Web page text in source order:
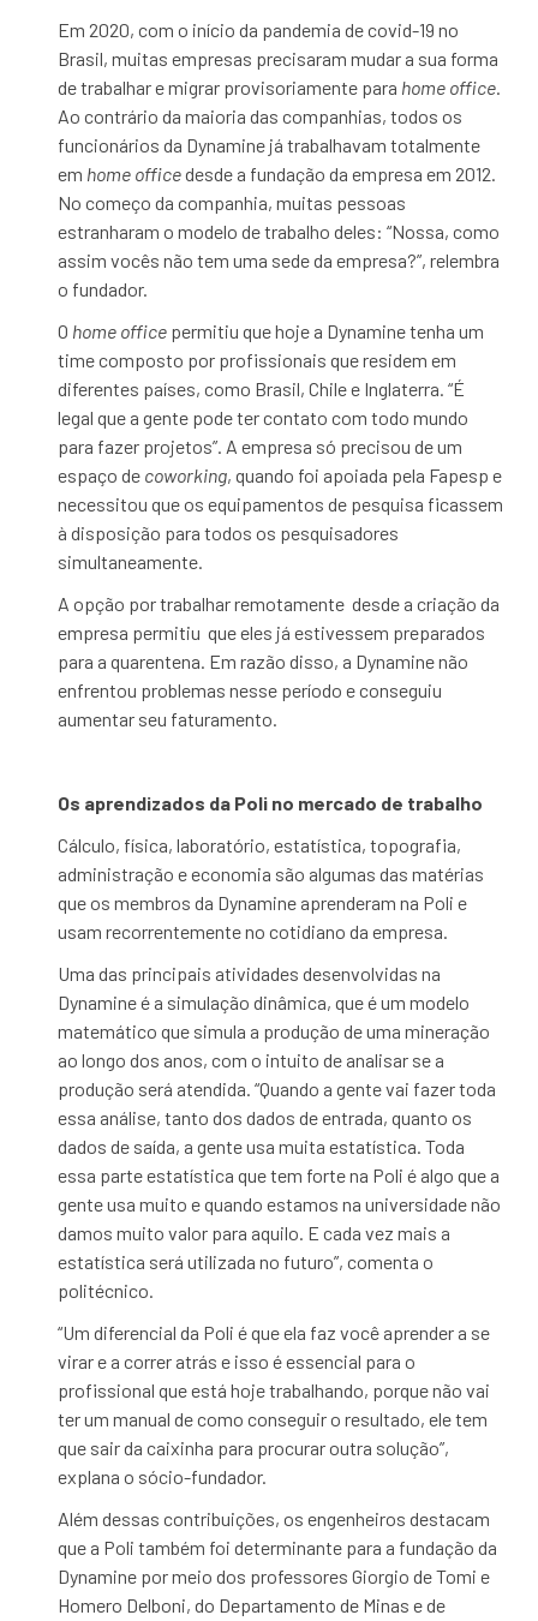
Em 2020, com o início da pandemia de covid-19 no
Brasil, muitas empresas precisaram mudar a sua forma
de trabalhar e migrar provisoriamente para home office.
Ao contrário da maioria das companhias, todos os
funcionários da Dynamine já trabalhavam totalmente
em home officedesde a fundação da empresa em 2012.
No começo da companhia, muitas pessoas
estranharam o modelo de trabalho deles: “Nossa, como
assim vocês não tem uma sede da empresa?”, relembra
o fundador.
O home office permitiu que hoje a Dynamine tenha um
time composto por profissionais que residem em
diferentes países, como Brasil, Chile e Inglaterra. “É
legal que a gente pode ter contato com todo mundo
para fazer projetos”. A empresa só precisou de um
espaço de coworking, quando foi apoiada pela Fapesp e
necessitou que os equipamentos de pesquisa ficassem
à disposição para todos os pesquisadores
simultaneamente.
A opção por trabalhar remotamente desde a criação da
empresa permitiu que eles já estivessem preparados
para a quarentena. Em razão disso, a Dynamine não
enfrentou problemas nesse período e conseguiu
aumentar seu faturamento.
Os aprendizados da Poli no mercado de trabalho
Cálculo, física, laboratório, estatística, topografia,
administração e economia são algumas das matérias
que os membros da Dynamine aprenderam na Poli e
usam recorrentemente no cotidiano da empresa.
Uma das principais atividades desenvolvidas na
Dynamine é a simulação dinâmica, que é um modelo
matemático que simula a produção de uma mineração
ao longo dos anos, com o intuito de analisar se a
produção será atendida. “Quando a gente vai fazer toda
essa análise, tanto dos dados de entrada, quanto os
dados de saída, a gente usa muita estatística. Toda
essa parte estatística que tem forte na Poli é algo que a
gente usa muito e quando estamos na universidade não
damos muito valor para aquilo. E cada vez mais a
estatística será utilizada no futuro”, comenta o
politécnico.
“Um diferencial da Poli é que ela faz você aprender a se
virar e a correr atrás e isso é essencial para o
profissional que está hoje trabalhando, porque não vai
ter um manual de como conseguir o resultado, ele tem
que sair da caixinha para procurar outra solução”,
explana o sócio-fundador.
Além dessas contribuições, os engenheiros destacam
que a Poli também foi determinante para a fundação da
Dynamine por meio dos professores Giorgio de Tomi e
Homero Delboni, do Departamento de Minas e de